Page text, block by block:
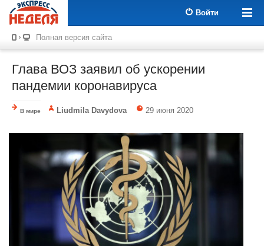
Войти
Полная версия сайта
Глава ВОЗ заявил об ускорении
пандемии коронавируса
В мире Liudmila Davydova 29 июня 2020